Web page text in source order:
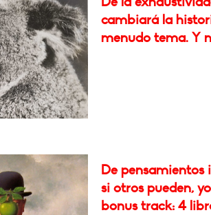
cambiará la
menudo tema. Y
De pensamientos
si otros pueden,
bonus track: 4